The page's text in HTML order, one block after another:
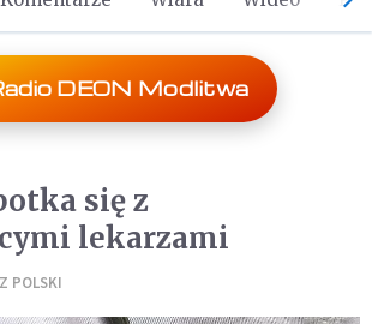
DEON Modlitwa
się z
lekarzami
POLSKI